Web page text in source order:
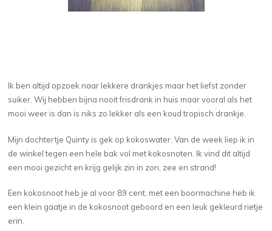
Ik ben altijd opzoek naar lekkere drankjes maar het liefst zonder
suiker. Wij hebben bijna nooit frisdrank in huis maar vooral als het
mooi weer is dan is niks zo lekker als een koud tropisch drankje.
Mijn dochtertje Quinty is gek op kokoswater. Van de week liep ik in
de winkel tegen een hele bak vol met kokosnoten. Ik vind dit altijd
een mooi gezicht en krijg gelijk zin in zon, zee en strand!
Een kokosnoot heb je al voor 89 cent, met een boormachine heb ik
een klein gaatje in de kokosnoot geboord en een leuk gekleurd rietje
erin.